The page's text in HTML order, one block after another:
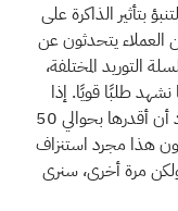
بتأثير الذاكرة على
العملاء يتحدثون عن
التوريد المختلفة،
نشهد طلبًا قويًا. إذا
نظرنا إلى التأثيرات المتعلقة بإمدادات المواد، فأود أن أقدرها بحوالي 50
يكون هذا مجرد استنزاف
ولكن مرة أخرى، سنرى